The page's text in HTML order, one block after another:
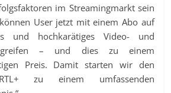
im Streamingmarkt sein
User jetzt mit einem Abo auf
und hochkarätiges Video- und
– und dies zu einem
Preis. Damit starten wir den
zu einem umfassenden